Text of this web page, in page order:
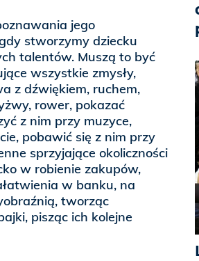
jego
stworzymy dziecku
talentów. Muszą to być
wszystkie zmysły,
z dźwiękiem, ruchem,
rower, pokazać
z nim przy muzyce,
pobawić się z nim przy
sprzyjające okoliczności
w robienie zakupów,
w banku, na
tworząc
pisząc ich kolejne